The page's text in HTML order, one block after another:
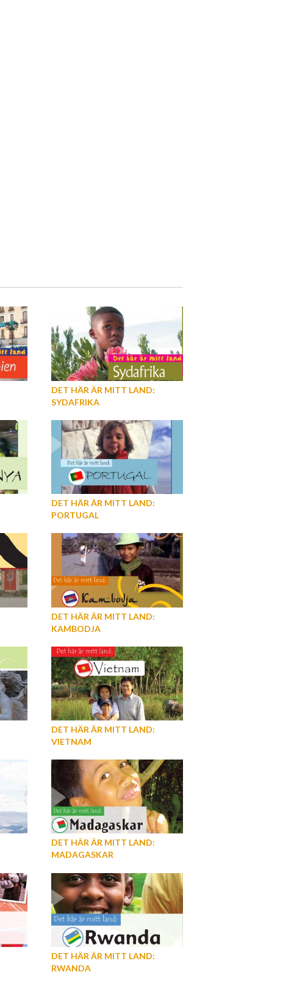
DET HÄR ÄR MITT LAND:
SYDAFRIKA
DET HÄR ÄR MITT LAND:
PORTUGAL
DET HÄR ÄR MITT LAND:
KAMBODJA
DET HÄR ÄR MITT LAND:
VIETNAM
DET HÄR ÄR MITT LAND:
MADAGASKAR
DET HÄR ÄR MITT LAND:
RWANDA